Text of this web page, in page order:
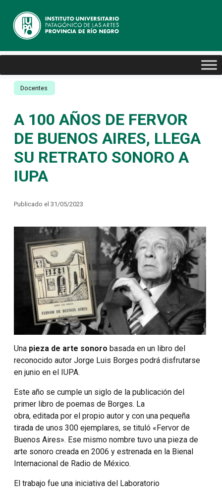
Docentes
A 100 AÑOS DE FERVOR
DE BUENOS AIRES, LLEGA
SU RETRATO SONORO A
IUPA
Publicado el 31/05/2023
Una pieza de arte sonoro basada en un libro del
reconocido autor Jorge Luis Borges podrá disfrutarse
en junio en el IUPA.
Este año se cumple un siglo de la publicación del
primer libro de poemas de Borges. La
obra, editada por el propio autor y con una pequeña
tirada de unos 300 ejemplares, se tituló «Fervor de
Buenos Aires». Ese mismo nombre tuvo una pieza de
arte sonoro creada en 2006 y estrenada en la Bienal
Internacional de Radio de México.
El trabajo fue una iniciativa del Laboratorio